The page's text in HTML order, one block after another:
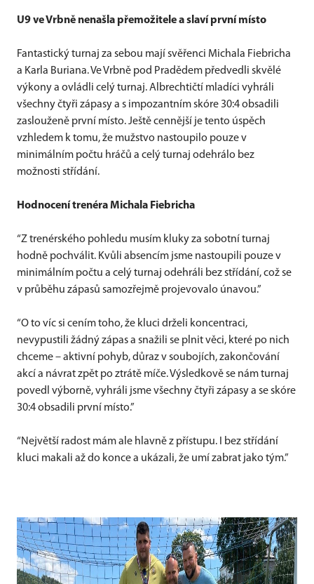
U9 ve Vrbně nenašla přemožitele a slaví první místo
Fantastický turnaj za sebou mají svěřenci Michala Fiebricha
a Karla Buriana. Ve Vrbně pod Pradědem předvedli skvělé
výkony a ovládli celý turnaj. Albrechtičtí mladíci vyhráli
všechny čtyři zápasy a s impozantním skóre 30:4 obsadili
zaslouženě první místo. Ještě cennější je tento úspěch
vzhledem k tomu, že mužstvo nastoupilo pouze v
minimálním počtu hráčů a celý turnaj odehrálo bez
možnosti střídání.
Hodnocení trenéra Michala Fiebricha
“Z trenérského pohledu musím kluky za sobotní turnaj
hodně pochválit. Kvůli absencím jsme nastoupili pouze v
minimálním počtu a celý turnaj odehráli bez střídání, což se
v průběhu zápasů samozřejmě projevovalo únavou.”
“O to víc si cením toho, že kluci drželi koncentraci,
nevypustili žádný zápas a snažili se plnit věci, které po nich
chceme – aktivní pohyb, důraz v soubojích, zakončování
akcí a návrat zpět po ztrátě míče. Výsledkově se nám turnaj
povedl výborně, vyhráli jsme všechny čtyři zápasy a se skóre
30:4 obsadili první místo.”
“Největší radost mám ale hlavně z přístupu. I bez střídání
kluci makali až do konce a ukázali, že umí zabrat jako tým.”